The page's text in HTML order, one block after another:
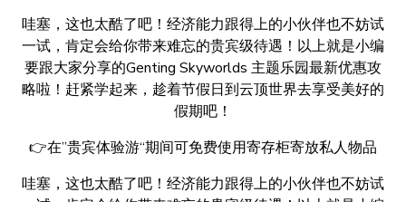
哇塞，这也太酷了吧！经济能力跟得上的小伙伴也不妨试
一试，肯定会给你带来难忘的贵宾级待遇！以上就是小编
要跟大家分享的Genting Skyworlds 主题乐园最新优惠攻
略啦！赶紧学起来，趁着节假日到云顶世界去享受美好的
假期吧！
👉在”贵宾体验游“期间可免费使用寄存柜寄放私人物品
哇塞，这也太酷了吧！经济能力跟得上的小伙伴也不妨试